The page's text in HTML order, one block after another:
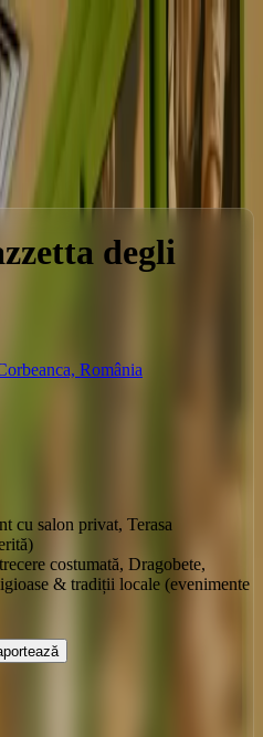
Piazzetta degli Amici
degli
România
cu salon privat, Terasa
costumată, Dragobete,
& tradiții locale (evenimente